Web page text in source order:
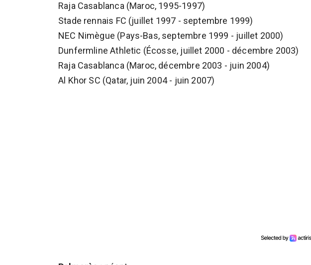
Raja Casablanca (Maroc, 1995-1997)
Stade rennais FC (juillet 1997 - septembre 1999)
NEC Nimègue (Pays-Bas, septembre 1999 - juillet 2000)
Dunfermline Athletic (Écosse, juillet 2000 - décembre 2003)
Raja Casablanca (Maroc, décembre 2003 - juin 2004)
Al Khor SC (Qatar, juin 2004 - juin 2007)